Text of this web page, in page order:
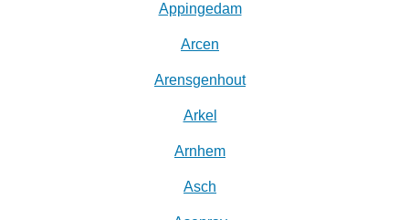
Appingedam
Arcen
Arensgenhout
Arkel
Arnhem
Asch